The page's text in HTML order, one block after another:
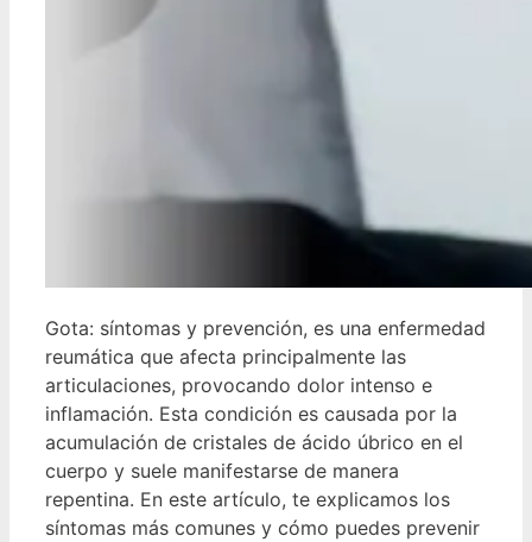
Gota: síntomas y prevención, es una enfermedad
reumática que afecta principalmente las
articulaciones, provocando dolor intenso e
inflamación. Esta condición es causada por la
acumulación de cristales de ácido úbrico en el
cuerpo y suele manifestarse de manera
repentina. En este artículo, te explicamos los
síntomas más comunes y cómo puedes prevenir